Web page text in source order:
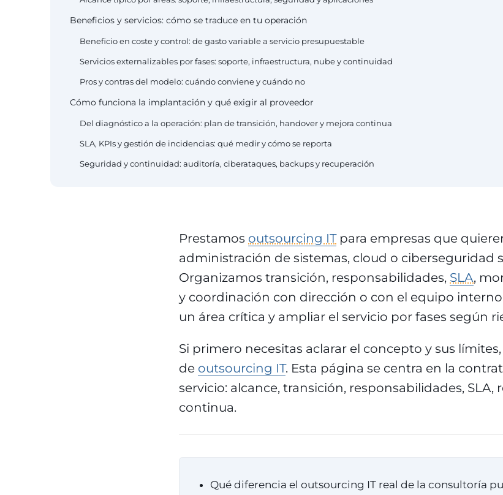
Beneficios y servicios: cómo se traduce en tu operación
Beneficio en coste y control: de gasto variable a servicio presupuestable
Servicios externalizables por fases: soporte, infraestructura, nube y continuidad
Pros y contras del modelo: cuándo conviene y cuándo no
Cómo funciona la implantación y qué exigir al proveedor
Del diagnóstico a la operación: plan de transición, handover y mejora continua
SLA, KPIs y gestión de incidencias: qué medir y cómo se reporta
Seguridad y continuidad: auditoría, ciberataques, backups y recuperación
Prestamos outsourcing ITpara empresas que
administración de sistemas, cloud o ciberseguridad
Organizamos transición, responsabilidades, SLA,
y coordinación con dirección o con el equipo
un área crítica y ampliar el servicio por fases según
Si primero necesitas aclarar el concepto y sus
de outsourcing IT. Esta página se centra en la
servicio: alcance, transición, responsabilidades, SLA,
continua.
Qué diferencia el outsourcing IT real de la consultoría